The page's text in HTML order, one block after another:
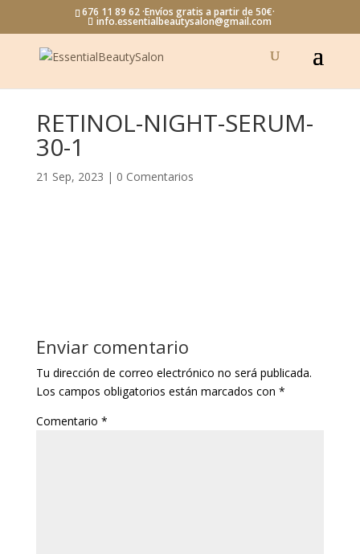
676 11 89 62 ·Envíos gratis a partir de 50€·
info.essentialbeautysalon@gmail.com
RETINOL-NIGHT-SERUM-
30-1
21 Sep, 2023 | 0 Comentarios
Enviar comentario
Tu dirección de correo electrónico no será publicada.
Los campos obligatorios están marcados con *
Comentario *